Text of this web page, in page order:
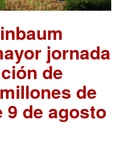
jornada
de
de
de agosto